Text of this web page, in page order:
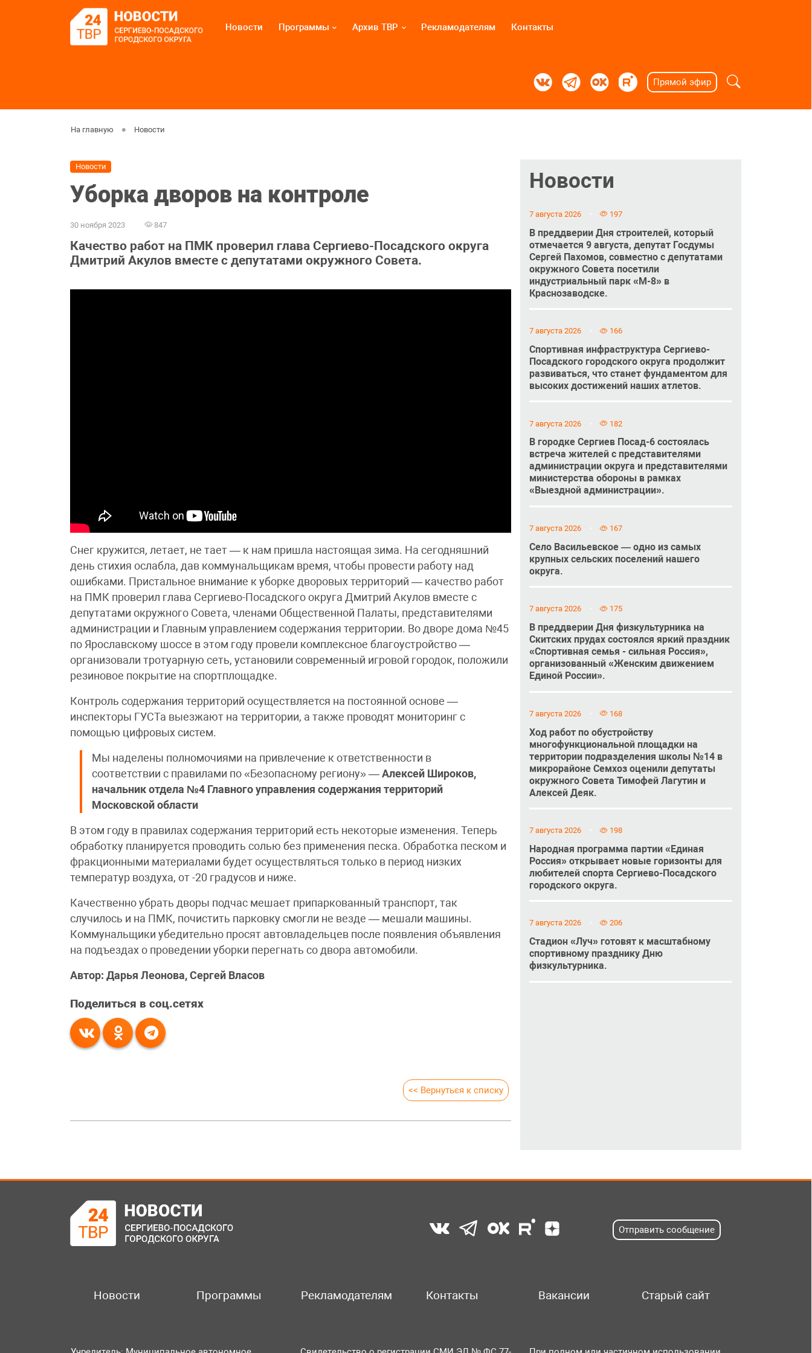
Новости Программы Архив ТВР Рекламодателям Контакты
Прямой эфир
На главную Новости
Новости
Уборка дворов на контроле
30 ноября 2023 847
Качество работ на ПМК проверил глава Сергиево-Посадского округа
Дмитрий Акулов вместе с депутатами окружного Совета.
Снег кружится, летает, не тает — к нам пришла настоящая зима. На сегодняшний
день стихия ослабла, дав коммунальщикам время, чтобы провести работу над
ошибками. Пристальное внимание к уборке дворовых территорий — качество работ
на ПМК проверил глава Сергиево-Посадского округа Дмитрий Акулов вместе с
депутатами окружного Совета, членами Общественной Палаты, представителями
администрации и Главным управлением содержания территории. Во дворе дома №45
по Ярославскому шоссе в этом году провели комплексное благоустройство —
организовали тротуарную сеть, установили современный игровой городок, положили
резиновое покрытие на спортплощадке.
Контроль содержания территорий осуществляется на постоянной основе —
инспекторы ГУСТа выезжают на территории, а также проводят мониторинг с
помощью цифровых систем.
Мы наделены полномочиями на привлечение к ответственности в
соответствии с правилами по «Безопасному региону» —Алексей Широков,
начальник отдела №4 Главного управления содержания территорий
Московской области
В этом году в правилах содержания территорий есть некоторые изменения. Теперь
обработку планируется проводить солью без применения песка. Обработка песком и
фракционными материалами будет осуществляться только в период низких
температур воздуха, от -20 градусов и ниже.
Качественно убрать дворы подчас мешает припаркованный транспорт, так
случилось и на ПМК, почистить парковку смогли не везде — мешали машины.
Коммунальщики убедительно просят автовладельцев после появления объявления
на подъездах о проведении уборки перегнать со двора автомобили.
Автор: Дарья Леонова, Сергей Власов
Поделиться в соц.сетях
<< Вернуться к списку
Новости
7 августа 2026 197
В преддверии Дня строителей, который
отмечается 9 августа, депутат Госдумы
Сергей Пахомов, совместно с депутатами
окружного Совета посетили
индустриальный парк «М-8» в
Краснозаводске.
7 августа 2026 166
Спортивная инфраструктура Сергиево-
Посадского городского округа продолжит
развиваться, что станет фундаментом для
высоких достижений наших атлетов.
7 августа 2026 182
В городке Сергиев Посад-6 состоялась
встреча жителей с представителями
администрации округа и представителями
министерства обороны в рамках
«Выездной администрации».
7 августа 2026 167
Село Васильевское — одно из самых
крупных сельских поселений нашего
округа.
7 августа 2026 175
В преддверии Дня физкультурника на
Скитских прудах состоялся яркий праздник
«Спортивная семья - сильная Россия»,
организованный «Женским движением
Единой России».
7 августа 2026 168
Ход работ по обустройству
многофункциональной площадки на
территории подразделения школы №14 в
микрорайоне Семхоз оценили депутаты
окружного Совета Тимофей Лагутин и
Алексей Деяк.
7 августа 2026 198
Народная программа партии «Единая
Россия» открывает новые горизонты для
любителей спорта Сергиево-Посадского
городского округа.
7 августа 2026 206
Стадион «Луч» готовят к масштабному
спортивному празднику Дню
физкультурника.
Отправить сообщение
Новости Программы Рекламодателям Контакты Вакансии Старый сайт